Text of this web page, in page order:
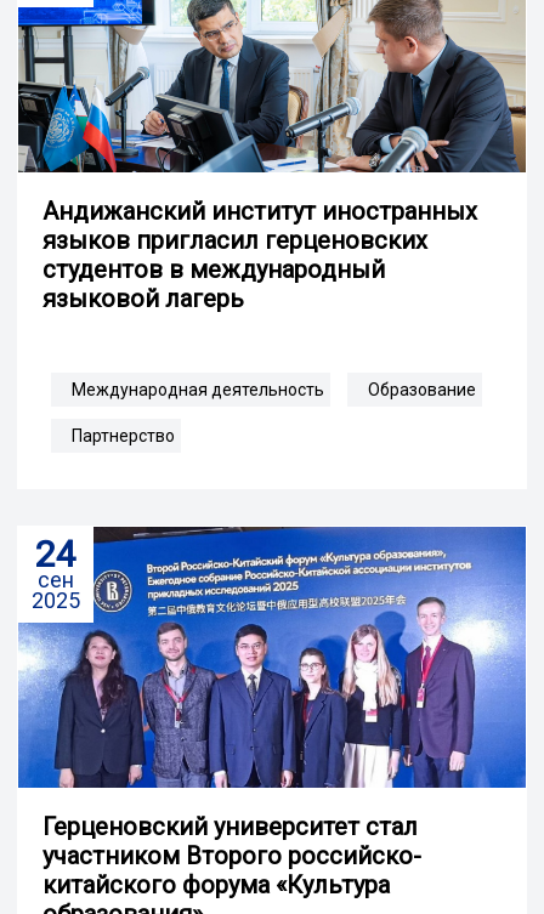
Андижанский институт иностранных
языков пригласил герценовских
студентов в международный
языковой лагерь
Международная деятельность Образование
Партнерство
24
сен
2025
Герценовский университет стал
участником Второго российско-
китайского форума «Культура